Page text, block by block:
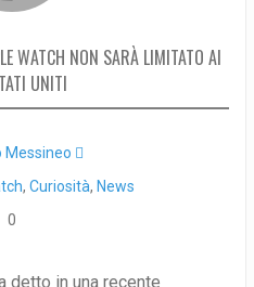
WATCH NON SARÀ LIMITATO AI
UNITI
Messineo 
, Curiosità, News
0
detto in una recente